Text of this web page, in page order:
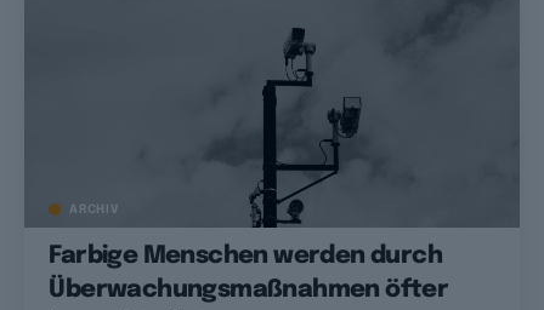
ARCHIV
Farbige Menschen werden durch
Überwachungsmaßnahmen öfter